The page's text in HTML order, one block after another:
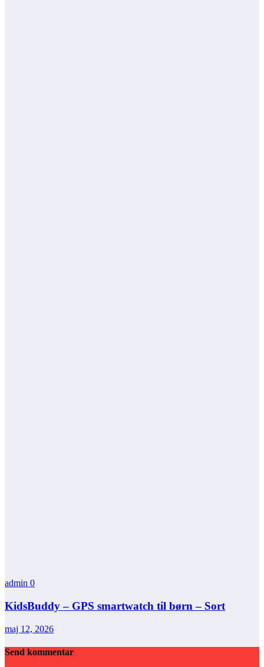
admin 0
KidsBuddy – GPS smartwatch til børn – Sort
maj 12, 2026
Send kommentar